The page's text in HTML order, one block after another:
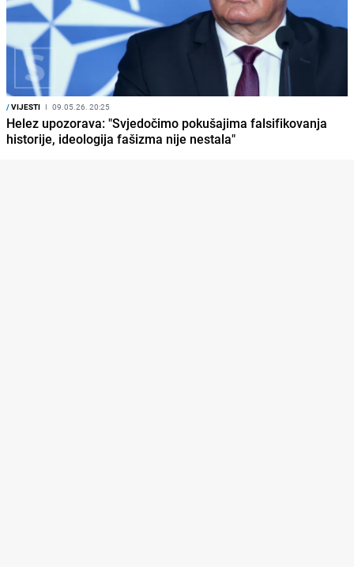
/VIJESTI I 09.05.26. 20:25
Helez upozorava: "Svjedočimo pokušajima falsifikovanja
historije, ideologija fašizma nije nestala"